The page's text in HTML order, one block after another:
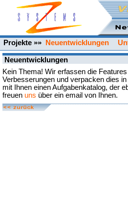
Projekte »» Neuentwicklungen
Neuentwicklungen
Kein Thema! Wir erfassen die
Verbesserungen und verpacken dies
mit Ihnen einen Aufgabenkatalog, der
freuen uns über ein email von Ihnen.